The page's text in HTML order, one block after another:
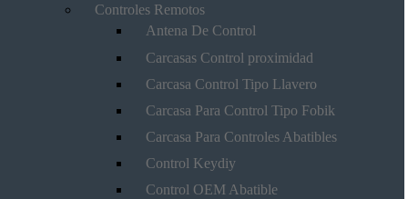
Controles Remotos
Antena De Control
Carcasas Control proximidad
Carcasa Control Tipo Llavero
Carcasa Para Control Tipo Fobik
Carcasa Para Controles Abatibles
Control Keydiy
Control OEM Abatible